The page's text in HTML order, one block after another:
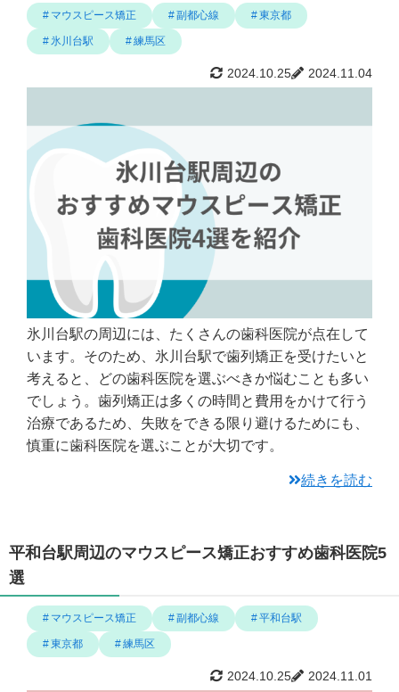
マウスピース矯正 副都心線 東京都
氷川台駅 練馬区
2024.11.04
2024.10.25
氷川台駅の周辺には、たくさんの歯科医院が点在して
います。そのため、氷川台駅で歯列矯正を受けたいと
考えると、どの歯科医院を選ぶべきか悩むことも多い
でしょう。歯列矯正は多くの時間と費用をかけて行う
治療であるため、失敗をできる限り避けるためにも、
慎重に歯科医院を選ぶことが大切です。
続きを読む
平和台駅周辺のマウスピース矯正おすすめ歯科医院5
選
マウスピース矯正 副都心線 平和台駅
東京都 練馬区
2024.11.01
2024.10.25